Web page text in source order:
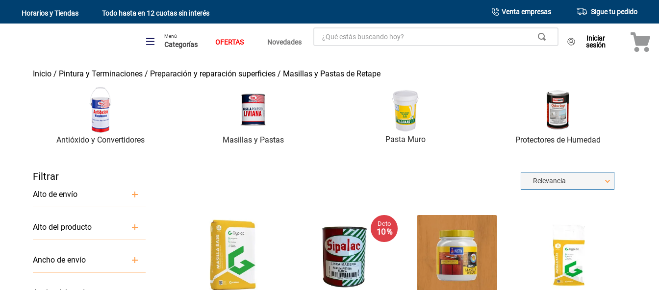
Horarios y Tiendas Todo hasta en 12 cuotas sin interés Venta empresas Sigue tu pedido
Menú
Categorías OFERTAS Novedades
¿Qué estás buscando hoy?
Iniciar
sesión
Pintura y Terminaciones Preparación y reparación superficies Masillas y Pastas de Retape
Antióxido y Convertidores Masillas y Pastas Pasta Muro Protectores de Humedad
Alto de envío
102 cm
Alto del producto
9
Ancho de envío
Relevancia
Dcto
10 %
1.
estacion carga flowmak
closet